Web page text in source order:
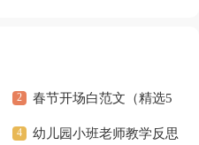
春节开场白范文（精选5
篇）幼儿园小班老师教学反思